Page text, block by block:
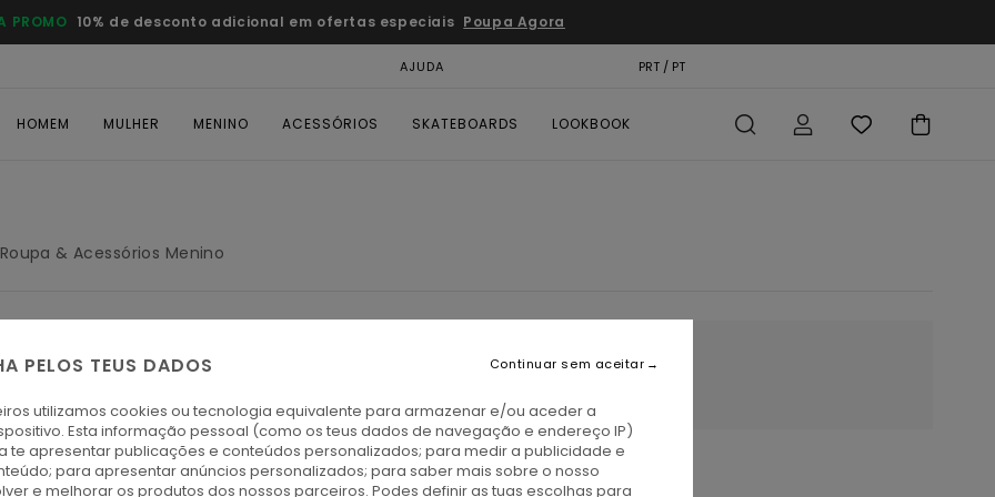
PROMO 10% de desconto adicional em ofertas especiais Poupa Agora
AJUDA PRT / PT
HOMEM MULHER MENINO ACESSÓRIOS SKATEBOARDS LOOKBOOK
Roupa & Acessórios Menino
em breve
PELOS TEUS DADOS
utilizamos cookies ou tecnologia equivalente para armazenar e/ou aceder a
Esta informação pessoal (como os teus dados de navegação e endereço IP)
te apresentar publicações e conteúdos personalizados; para medir a publicidade e
para apresentar anúncios personalizados; para saber mais sobre o nosso
e melhorar os produtos dos nossos parceiros. Podes definir as tuas escolhas para
Continuar sem aceitar